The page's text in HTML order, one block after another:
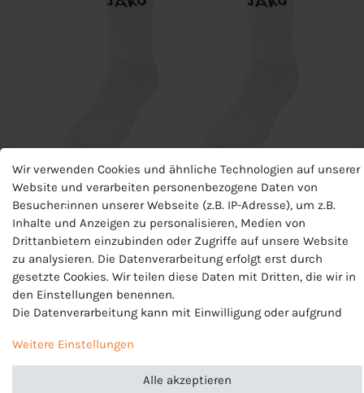
JAKO Unisex Stutzenstrumpf
Glasgow 2.0
JAKO Unisex Stutzenstrumpf
Glasgow 2.0
Mesh-Einsatz an der Wade
Ripp-Struktur am Knöchel
Breiter Ripp-Bund
Wir verwenden Cookies und ähnliche Technologien auf unserer
Website und verarbeiten personenbezogene Daten von
Besucher:innen unserer Webseite (z.B. IP-Adresse), um z.B.
Inhalte und Anzeigen zu personalisieren, Medien von
Drittanbietern einzubinden oder Zugriffe auf unsere Website
zu analysieren. Die Datenverarbeitung erfolgt erst durch
gesetzte Cookies. Wir teilen diese Daten mit Dritten, die wir in
den Einstellungen benennen.
Die Datenverarbeitung kann mit Einwilligung oder aufgrund
erteilt oder abgelehnt werden. Es besteht das Recht, nicht
einzuwilligen und die Einwilligung zu einem späteren
Zeitpunkt zu ändern oder zu widerrufen. Beachten Sie unser
Weitere Einstellungen
Alle akzeptieren